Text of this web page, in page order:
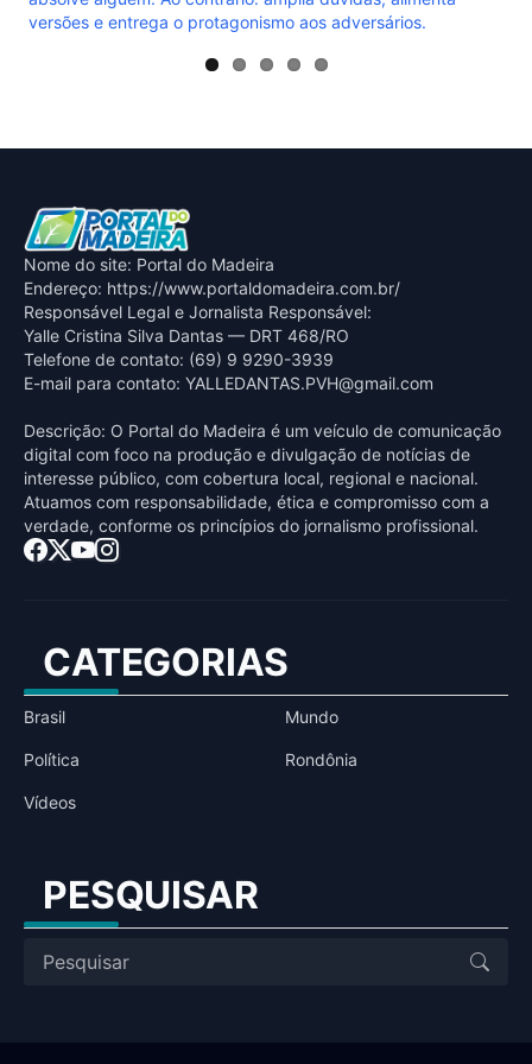
Nome do site: Portal do Madeira
Endereço: https://www.portaldomadeira.com.br/
Responsável Legal e Jornalista Responsável:
Yalle Cristina Silva Dantas — DRT 468/RO
Telefone de contato: (69) 9 9290-3939
E-mail para contato: YALLEDANTAS.PVH@gmail.com
Descrição: O Portal do Madeira é um veículo de comunicação
digital com foco na produção e divulgação de notícias de
interesse público, com cobertura local, regional e nacional.
Atuamos com responsabilidade, ética e compromisso com a
verdade, conforme os princípios do jornalismo profissional.
CATEGORIAS
Brasil Mundo
Política Rondônia
Vídeos
PESQUISAR